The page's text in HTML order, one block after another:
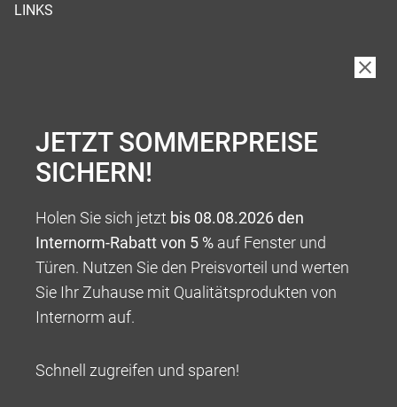
LINKS
JETZT SOMMERPREISE
SICHERN!
Holen Sie sich jetzt bis 08.08.2026 den
Internorm-Rabatt von 5 % auf Fenster und
Türen. Nutzen Sie den Preisvorteil und werten
Sie Ihr Zuhause mit Qualitätsprodukten von
Internorm auf.
Schnell zugreifen und sparen!